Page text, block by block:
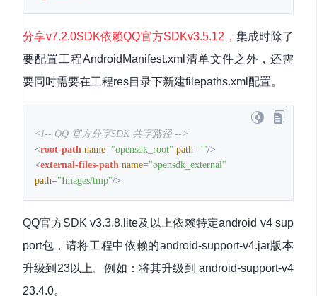
分享v7.2.0SDK依赖QQ官方SDKv3.5.12， 集成时除了
要配置工程AndroidManifest.xml清单文件之外，还需
要同时需要在工程res目录下新建filepaths.xml配置。
<!-- QQ 官方分享SDK 共享路径 -->
<root-path name="opensdk_root" path=""/>
<external-files-path name="opensdk_external"
path="Images/tmp"/>
QQ官方SDK v3.3.8.lite及以上依赖特定android v4 sup
port包，请将工程中依赖的android-support-v4.jar版本
升级到23以上。例如：将其升级到 android-support-v4
23.4.0。